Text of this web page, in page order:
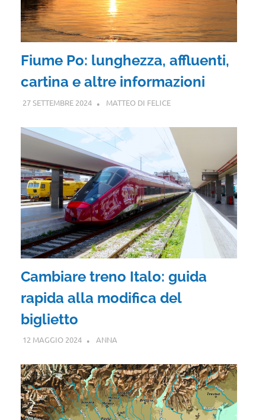
Fiume Po: lunghezza, affluenti,
cartina e altre informazioni
27 SETTEMBRE 2024 MATTEO DI FELICE
Cambiare treno Italo: guida
rapida alla modifica del
biglietto
12 MAGGIO 2024 ANNA